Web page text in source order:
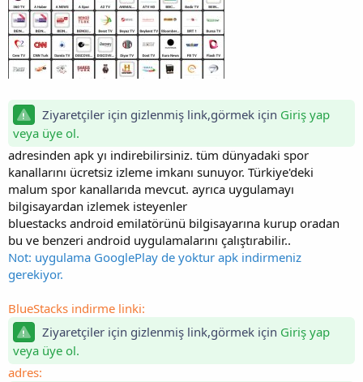
Ziyaretçiler için gizlenmiş link,görmek için Giriş yap
veya üye ol.
adresinden apk yı indirebilirsiniz. tüm dünyadaki spor
kanallarını ücretsiz izleme imkanı sunuyor. Türkiye'deki
malum spor kanallarıda mevcut. ayrıca uygulamayı
bilgisayardan izlemek isteyenler
bluestacks android emilatörünü bilgisayarına kurup oradan
bu ve benzeri android uygulamalarını çalıştırabilir..
Not: uygulama GooglePlay de yoktur apk indirmeniz
gerekiyor.
BlueStacks indirme linki:
Ziyaretçiler için gizlenmiş link,görmek için Giriş yap
veya üye ol.
adres: